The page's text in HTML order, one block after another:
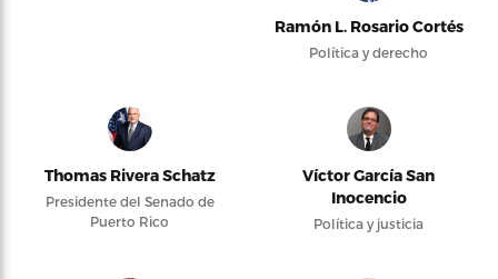
Ramón L. Rosario Cortés
Política y derecho
Thomas Rivera Schatz
Presidente del Senado de
Puerto Rico
Víctor García San
Inocencio
Política y justicia